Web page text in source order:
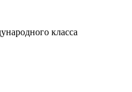
класса